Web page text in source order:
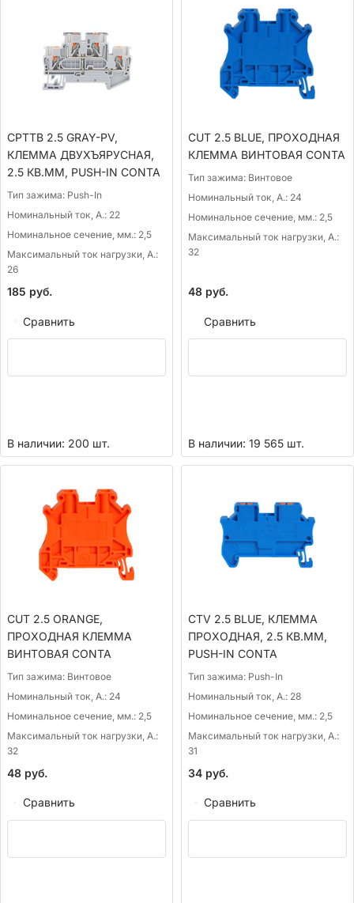
CPTTB 2.5 GRAY-PV,
КЛЕММА ДВУХЪЯРУСНАЯ,
2.5 КВ.ММ, PUSH-IN CONTA
Тип зажима: Push-In
Номинальный ток, А.: 22
Номинальное сечение, мм.: 2,5
Максимальный ток нагрузки, А.:
26
185 руб.
Сравнить
В наличии: 200 шт.
CUT 2.5 BLUE, ПРОХОДНАЯ
КЛЕММА ВИНТОВАЯ CONTA
Тип зажима: Винтовое
Номинальный ток, А.: 24
Номинальное сечение, мм.: 2,5
Максимальный ток нагрузки, А.:
32
48 руб.
Сравнить
В наличии: 19 565 шт.
CUT 2.5 ORANGE,
ПРОХОДНАЯ КЛЕММА
ВИНТОВАЯ CONTA
Тип зажима: Винтовое
Номинальный ток, А.: 24
Номинальное сечение, мм.: 2,5
Максимальный ток нагрузки, А.:
32
48 руб.
Сравнить
CTV 2.5 BLUE, КЛЕММА
ПРОХОДНАЯ, 2.5 КВ.ММ,
PUSH-IN CONTA
Тип зажима: Push-In
Номинальный ток, А.: 28
Номинальное сечение, мм.: 2,5
Максимальный ток нагрузки, А.:
31
34 руб.
Сравнить